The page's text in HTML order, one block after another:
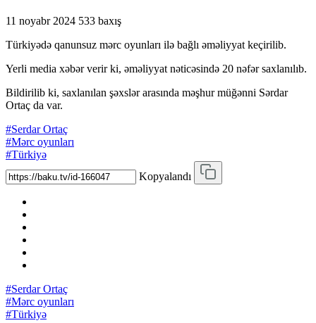
11 noyabr 2024 533 baxış
Türkiyədə qanunsuz mərc oyunları ilə bağlı əməliyyat keçirilib.
Yerli media xəbər verir ki, əməliyyat nəticəsində 20 nəfər saxlanılıb.
Bildirilib ki, saxlanılan şəxslər arasında məşhur müğənni Sərdar
Ortaç da var.
#Serdar Ortaç
#Mərc oyunları
#Türkiyə
Kopyalandı
#Serdar Ortaç
#Mərc oyunları
#Türkiyə